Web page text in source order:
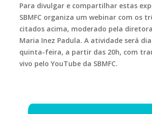
Para divulgar e compartilhar estas
SBMFC organiza um webinar com os
citados acima, moderado pela
Maria Inez Padula. A atividade será
quinta-feira, a partir das 20h, com
vivo pelo YouTube da SBMFC.